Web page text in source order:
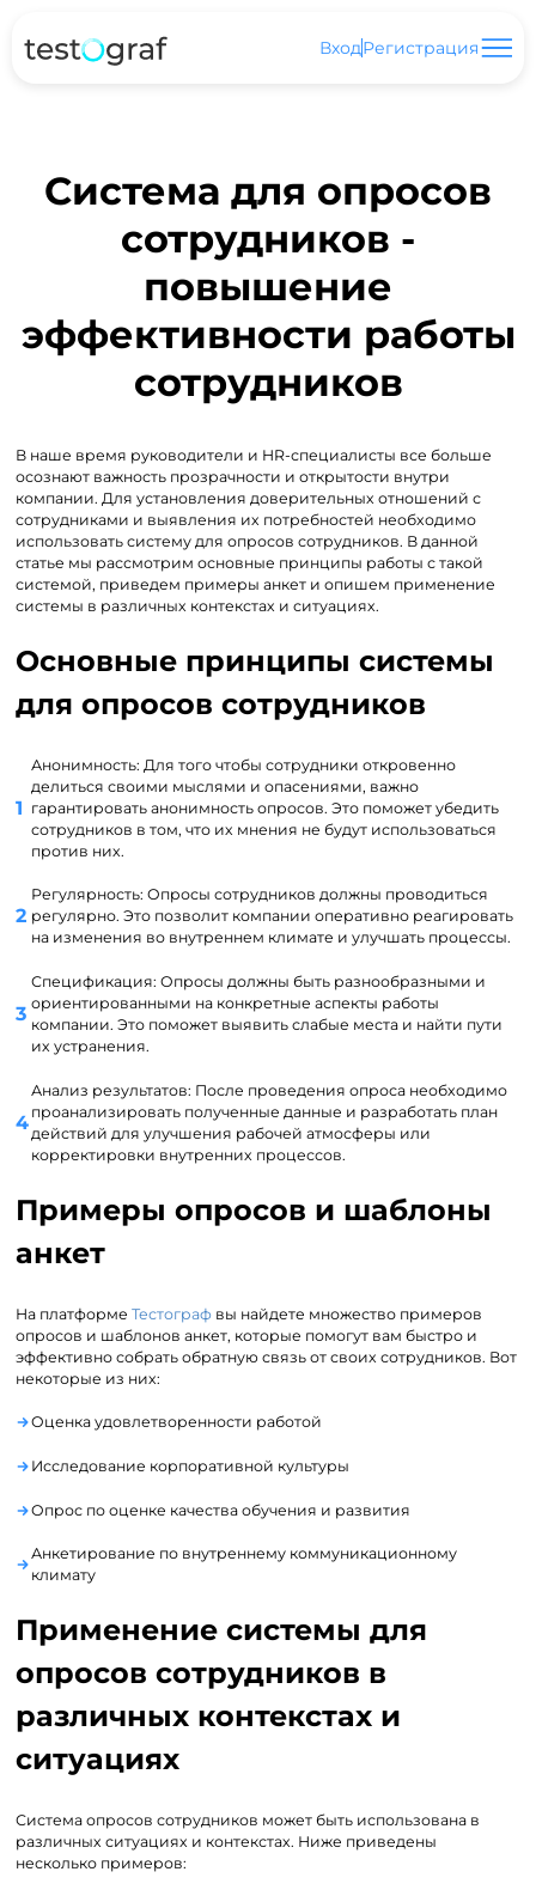
ВходРегистрация
Система для опросов
сотрудников -
повышение
эффективности работы
сотрудников
В наше время руководители и HR-специалисты все больше
осознают важность прозрачности и открытости внутри
компании. Для установления доверительных отношений с
сотрудниками и выявления их потребностей необходимо
использовать систему для опросов сотрудников. В данной
статье мы рассмотрим основные принципы работы с такой
системой, приведем примеры анкет и опишем применение
системы в различных контекстах и ситуациях.
Основные принципы системы
для опросов сотрудников
Анонимность: Для того чтобы сотрудники откровенно
делиться своими мыслями и опасениями, важно
гарантировать анонимность опросов. Это поможет убедить
сотрудников в том, что их мнения не будут использоваться
против них.
Регулярность: Опросы сотрудников должны проводиться
регулярно. Это позволит компании оперативно реагировать
на изменения во внутреннем климате и улучшать процессы.
Спецификация: Опросы должны быть разнообразными и
ориентированными на конкретные аспекты работы
компании. Это поможет выявить слабые места и найти пути
их устранения.
Анализ результатов: После проведения опроса необходимо
проанализировать полученные данные и разработать план
действий для улучшения рабочей атмосферы или
корректировки внутренних процессов.
Примеры опросов и шаблоны
анкет
На платформеТестограф вы найдете множество примеров
опросов и шаблонов анкет, которые помогут вам быстро и
эффективно собрать обратную связь от своих сотрудников. Вот
некоторые из них:
Оценка удовлетворенности работой
Исследование корпоративной культуры
Опрос по оценке качества обучения и развития
Анкетирование по внутреннему коммуникационному
климату
Применение системы для
опросов сотрудников в
различных контекстах и
ситуациях
Система опросов сотрудников может быть использована в
различных ситуациях и контекстах. Ниже приведены
несколько примеров: